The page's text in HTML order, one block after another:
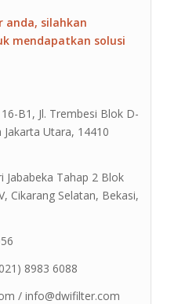
anda, silahkan
mendapatkan solusi
B1, Jl. Trembesi Blok D-
Utara, 14410
Jababeka Tahap 2 Blok
Cikarang Selatan, Bekasi,
8983 6088
/ info@dwifilter.com